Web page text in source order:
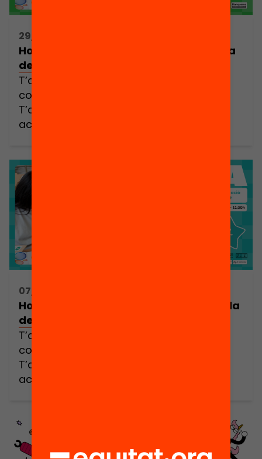
29/05/2025 18:00h - 20:00h
Hola Code Club! / BARCELONA: Jornada
de formació de voluntariat Code Club
T’agraden els reptes? Penses que cal
construir un món digital més just?
T’agradaria posar un granet de sorra
acompanyant a infants que et
experiència formativa única i a l’abast de
tothom. Realitzant aquesta píndola
com […]
07/05/2025 09:00h - 11:30h
Hola Code Club! / TARRAGONA: Jornada
de formació de voluntariat Code Club
T’agraden els reptes? Penses que cal
construir un món digital més just?
T’agradaria posar un granet de sorra
acompanyant a infants que et
experiència formativa única i a l’abast de
tothom. Realitzant aquesta píndola
d’unes dues hores, et podràs acreditar